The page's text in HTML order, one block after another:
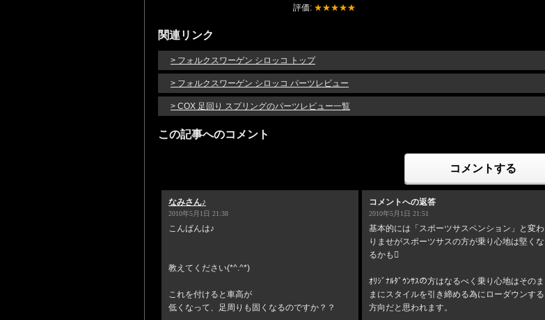
評価: ★★★★★
関連リンク
> フォルクスワーゲン シロッコ トップ
> フォルクスワーゲン シロッコ パーツレビュー
> COX 足回り スプリングのパーツレビュー一覧
この記事へのコメント
コメントする
なみさん♪
2010年5月1日 21:38
こんばんは♪
教えてください(*^.^*)
これを付けると車高が
低くなって、足周りも固くなるのですか？？
コメントへの返答
2010年5月1日 21:51
基本的には「スポーツサスペンション」と変わ
りませがスポーツサスの方が乗り心地は堅くな
るかも
ｵﾘｼﾞﾅﾙﾀﾞｳﾝｻｽの方はなるべく乗り心地はそのま
まにスタイルを引き締める為にローダウンする
方向だと思われます。